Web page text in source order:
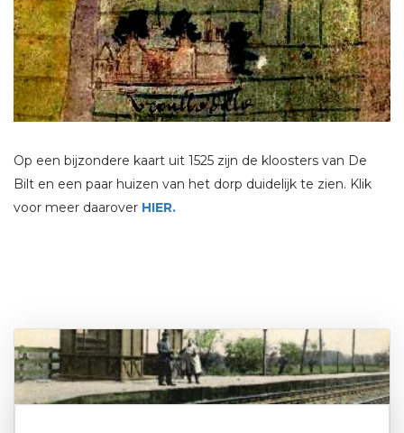
Op een bijzondere kaart uit 1525 zijn de kloosters van De
Bilt en een paar huizen van het dorp duidelijk te zien. Klik
voor meer daarover HIER.